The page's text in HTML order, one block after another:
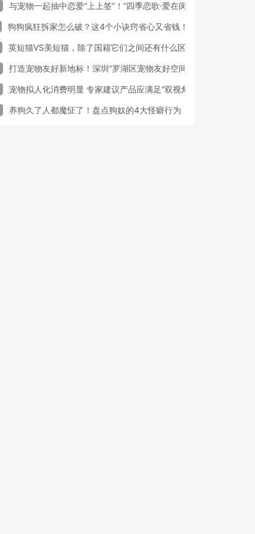
与宠物一起抽中恋爱“上上签”！“四季恋歌·爱在闵行”携宠交友引领
狗狗疯狂拆家怎么破？这4个小诀窍省心又省钱！
英短猫VS美短猫，除了国籍它们之间还有什么区别？
打造宠物友好新地标！深圳“罗湖区宠物友好空间活动周”启动
宠物拟人化消费明显 专家建议产品应满足“双视角需求”
养狗久了人都魔怔了！盘点狗奴的4大怪癖行为